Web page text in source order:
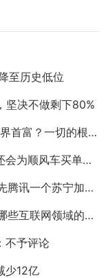
至历史低位
坚决不做剩下80%
一切的根源来自于19
顺风车买单吗？
个苏宁加两个唯品会
领域的科技公司？
不予评论
少12亿